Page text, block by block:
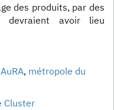
des produits, par des
devraient avoir lieu
, métropole du
Cluster